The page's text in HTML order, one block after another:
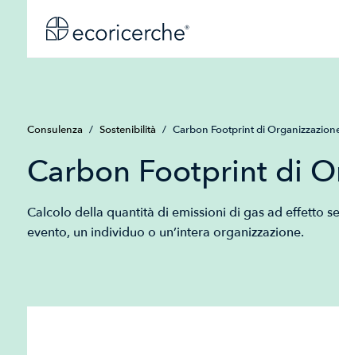
Consulenza / Sostenibilità / Carbon Footprint di
Carbon Footprint di
Calcolo della quantità di emissioni di gas ad effetto
evento, un individuo o un’intera organizzazione.